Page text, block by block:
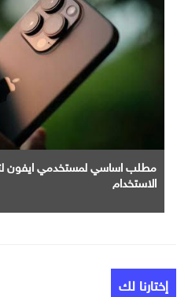
مطلب اساسي لمستخدمي ايفون
الاستخدام
إختارنا لك